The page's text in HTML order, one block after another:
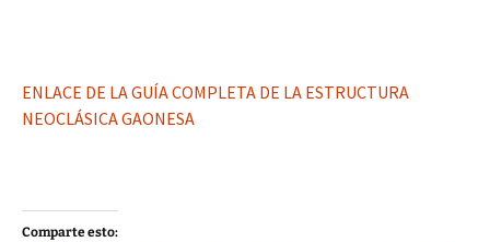
ENLACE DE LA GUÍA COMPLETA DE LA ESTRUCTURA
NEOCLÁSICA GAONESA
Comparte esto: